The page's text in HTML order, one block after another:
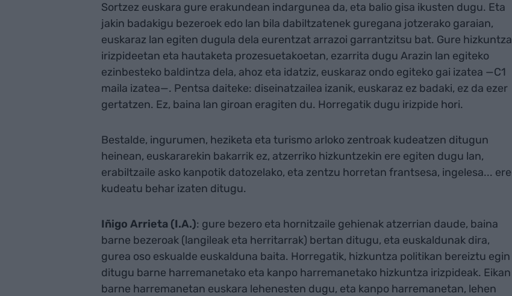
Sortzez euskara gure erakundean indargunea da, eta balio gisa ikusten dugu. Eta
jakin badakigu bezeroek edo lan bila dabiltzatenek guregana jotzerako garaian,
euskaraz lan egiten dugula dela eurentzat arrazoi garrantzitsu bat. Gure hizkuntza
irizpideetan eta hautaketa prozesuetakoetan, ezarrita dugu Arazin lan egiteko
ezinbesteko baldintza dela, ahoz eta idatziz, euskaraz ondo egiteko gai izatea —C1
maila izatea—. Pentsa daiteke: diseinatzailea izanik, euskaraz ez badaki, ez da ezer
gertatzen. Ez, baina lan giroan eragiten du. Horregatik dugu irizpide hori.
Bestalde, ingurumen, heziketa eta turismo arloko zentroak kudeatzen ditugun
heinean, euskararekin bakarrik ez, atzerriko hizkuntzekin ere egiten dugu lan,
erabiltzaile asko kanpotik datozelako, eta zentzu horretan frantsesa, ingelesa... ere
kudeatu behar izaten ditugu.
Iñigo Arrieta (I.A.): gure bezero eta hornitzaile gehienak atzerrian daude, baina
barne bezeroak (langileak eta herritarrak) bertan ditugu, eta euskaldunak dira,
gurea oso eskualde euskalduna baita. Horregatik, hizkuntza politikan bereiztu egin
ditugu barne harremanetako eta kanpo harremanetako hizkuntza irizpideak. Eikan
barne harremanetan euskara lehenesten dugu, eta kanpo harremanetan, lehen